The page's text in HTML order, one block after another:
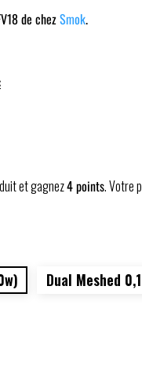
de chezSmok.
et gagnez4points. Votre
Dual Meshed